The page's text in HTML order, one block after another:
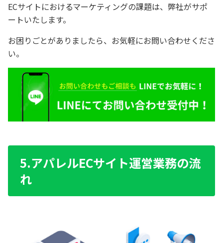
ECサイトにおけるマーケティングの課題は、弊社がサポ
ートいたします。
お困りごとがありましたら、お気軽にお問い合わせくださ
い。
5.アパレルECサイト運営業務の流
れ